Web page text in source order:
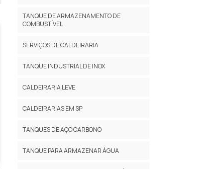
TANQUE DE ARMAZENAMENTO DE
COMBUSTÍVEL
SERVIÇOS DE CALDEIRARIA
TANQUE INDUSTRIAL DE INOX
CALDEIRARIA LEVE
CALDEIRARIAS EM SP
TANQUES DE AÇO CARBONO
TANQUE PARA ARMAZENAR ÁGUA